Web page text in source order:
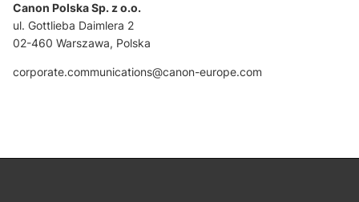
Canon Polska Sp. z o.o.
ul. Gottlieba Daimlera 2
02-460 Warszawa, Polska
corporate.communications@canon-europe.com